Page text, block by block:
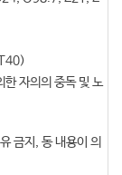
한 자의의 중독 및 노
금지, 동 내용이 의